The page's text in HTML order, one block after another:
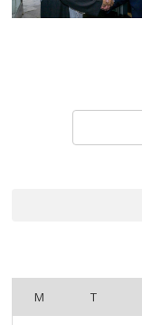
M
T